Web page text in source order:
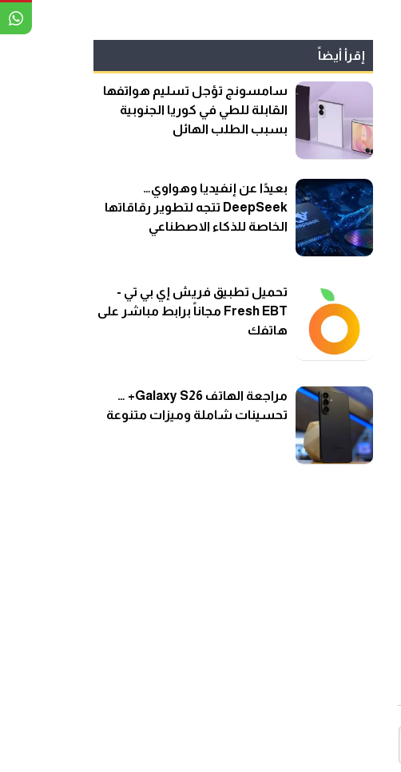
إقرأ أيضاً
سامسونج تؤجل تسليم هواتفها
القابلة للطي في كوريا الجنوبية
بسبب الطلب الهائل
بعيدًا عن إنفيديا وهواوي…
DeepSeek تتجه لتطوير رقاقاتها
الخاصة للذكاء الاصطناعي
تحميل تطبيق فريش إي بي تي -
Fresh EBT مجاناً برابط مباشر على
هاتفك
مراجعة الهاتف Galaxy S26+ …
تحسينات شاملة وميزات متنوعة